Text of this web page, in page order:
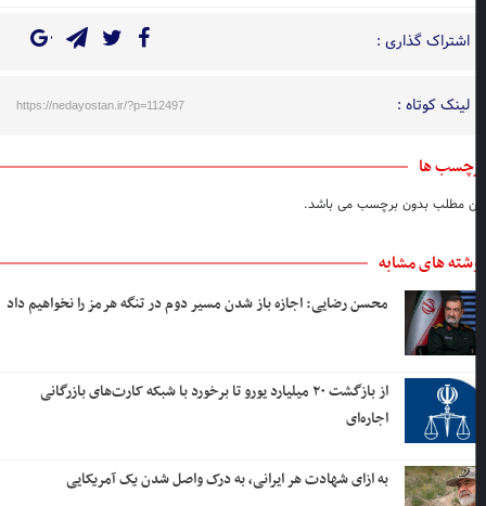
اشتراک گذاری :
لینک کوتاه : https://nedayostan.ir/?p=112497
ها
مطلب بدون برچسب می باشد.
های مشابه
محسن رضایی: اجازه باز شدن مسیر دوم در تنگه هرمز را نخواهیم داد
از بازگشت ۲۰ میلیارد یورو تا برخورد با شبکه کارت‌های بازرگانی
اجاره‌ای
به ازای شهادت هر ایرانی، به درک واصل شدن یک آمریکایی